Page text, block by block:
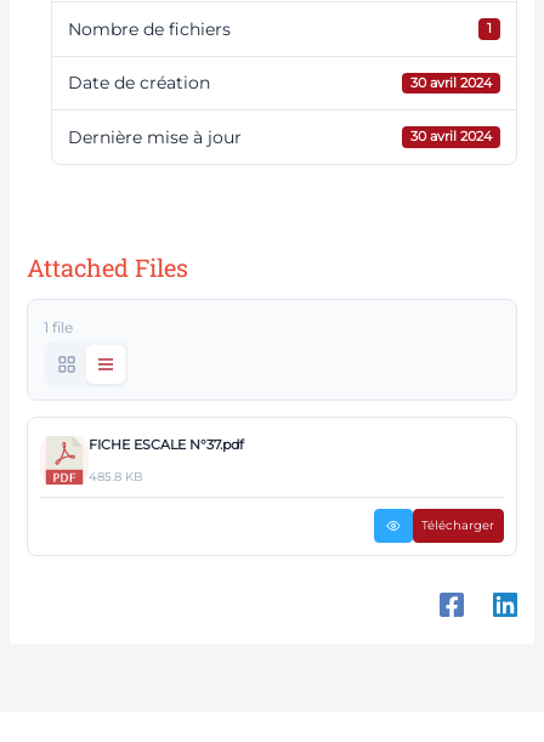
Nombre de fichiers 1
Date de création 30 avril 2024
Dernière mise à jour 30 avril 2024
Attached Files
1 file
FICHE ESCALE N°37.pdf
485.8 KB
Télécharger